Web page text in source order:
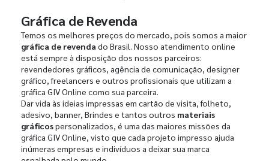
Gráfica de Revenda
Temos os melhores preços do mercado, pois somos a maior
gráfica de revenda do Brasil. Nosso atendimento online
está sempre à disposição dos nossos parceiros:
revendedores gráficos, agência de comunicação, designer
gráfico, freelancers e outros profissionais que utilizam a
gráfica GIV Online como sua parceira.
Dar vida às ideias impressas em cartão de visita, folheto,
adesivo, banner, Brindes e tantos outros materiais
gráficospersonalizados, é uma das maiores missões da
gráfica GIV Online, visto que cada projeto impresso ajuda
inúmeras empresas e indivíduos a deixar sua marca